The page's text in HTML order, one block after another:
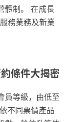
體制。 在成長
務業務及新業
條件大揭密
員等級，由低至
不同票價產品